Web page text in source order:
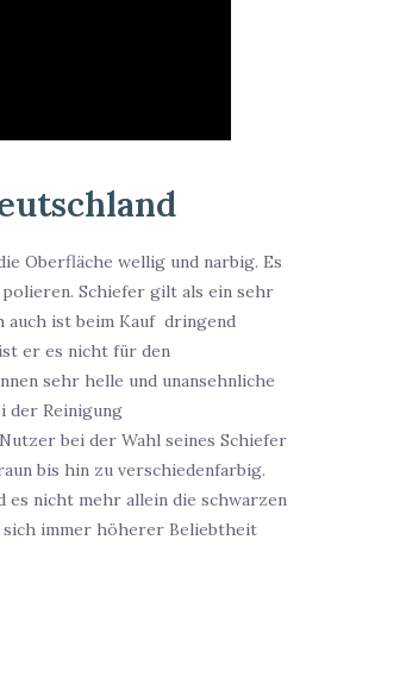
Oberfläche wellig und narbig. Es
Schiefer gilt als ein sehr
auch ist beim Kauf dringend
er es nicht für den
sehr helle und unansehnliche
der Reinigung
bei der Wahl seines Schiefer
bis hin zu verschiedenfarbig.
es nicht mehr allein die schwarzen
sich immer höherer Beliebtheit